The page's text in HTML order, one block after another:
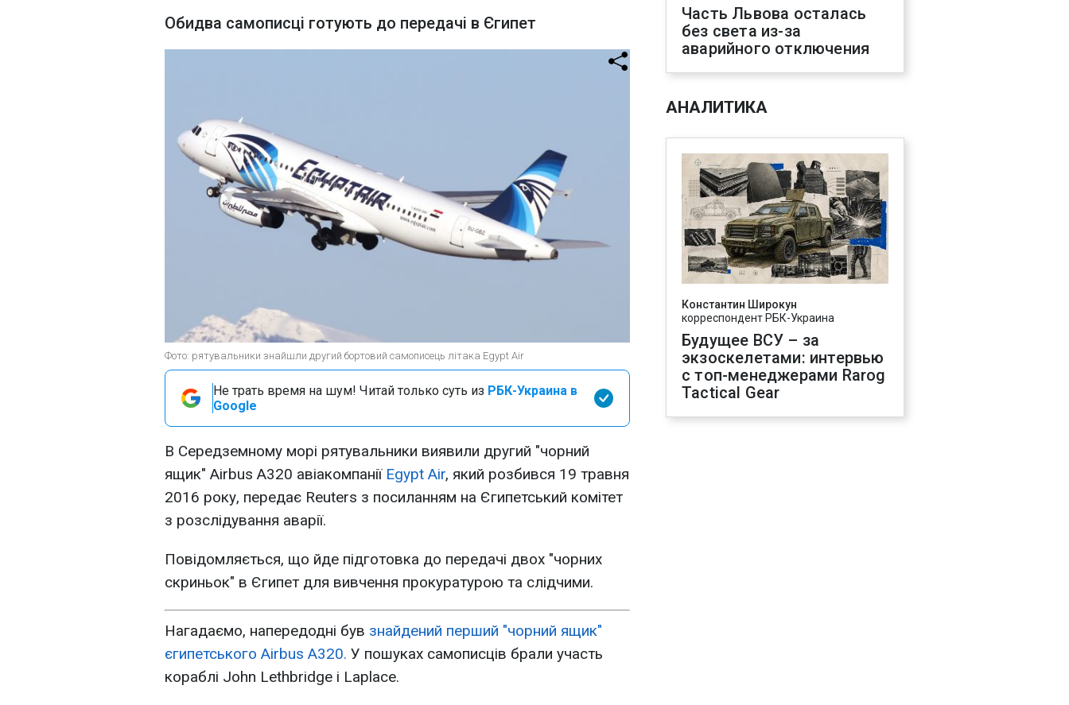
Обидва самописці готують до передачі в Єгипет
Фото: рятувальники знайшли другий бортовий самописець літака Egypt Air
Не трать время на шум! Читай только суть из РБК-Украина в
Google
В Середземному морі рятувальники виявили другий "чорний
ящик" Airbus A320 авіакомпанії Egypt Air, який розбився 19 травня
2016 року, передає Reuters з посиланням на Єгипетський комітет
з розслідування аварії.
Повідомляється, що йде підготовка до передачі двох "чорних
скриньок" в Єгипет для вивчення прокуратурою та слідчими.
Нагадаємо, напередодні був знайдений перший "чорний ящик"
єгипетського Airbus A320. У пошуках самописців брали участь
кораблі John Lethbridge і Laplace.
Часть Львова осталась
без света из-за
аварийного отключения
АНАЛИТИКА
Константин Широкун
корреспондент РБК-Украина
Будущее ВСУ – за
экзоскелетами: интервью
с топ-менеджерами Rarog
Tactical Gear